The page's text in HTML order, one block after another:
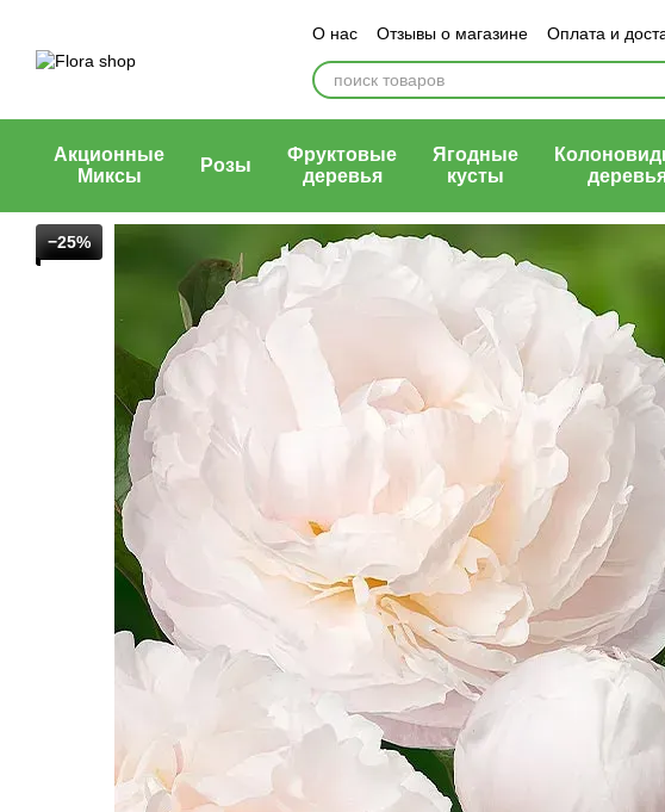
О нас Отзывы о магазине Оплата и
Блог магазина
Публичный договор
Акционные
Миксы
Розы
Фруктовые
деревья
Ягодные
кусты
−25%